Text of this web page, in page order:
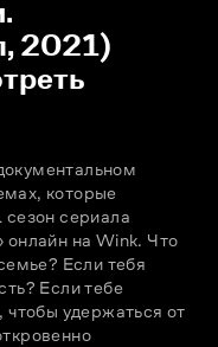
2021)
которые
сезон сериала
онлайн на Wink. Что
Если тебя
Если тебе
чтобы удержаться от